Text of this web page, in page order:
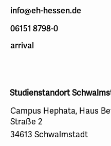
info@eh-hessen.de
06151 8798-0
arrival
Studienstandort
Campus Hephata, Haus
Straße 2
34613 Schwalmstadt